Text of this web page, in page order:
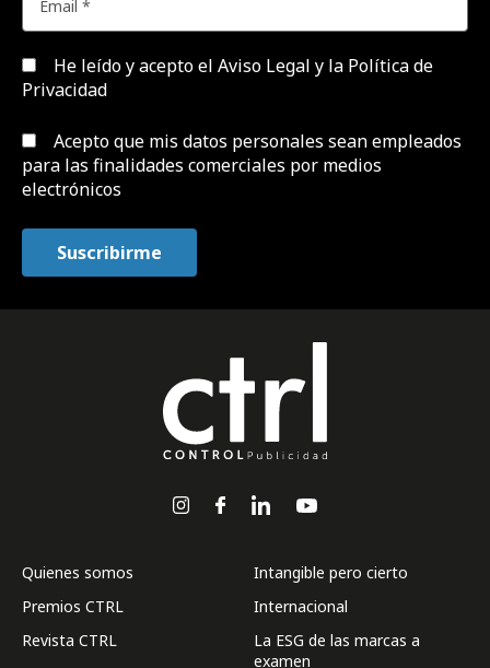
He leído y acepto el Aviso Legal y la Política de
Privacidad
Acepto que mis datos personales sean empleados
para las finalidades comerciales por medios
electrónicos
Quienes somos
Premios CTRL
Revista CTRL
Intangible pero cierto
Internacional
La ESG de las marcas a
examen